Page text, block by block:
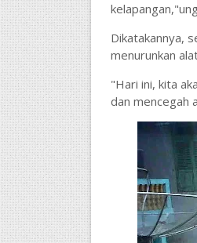
Dikatakannya,
menurunkan
"Hari ini, kita
dan mencegah